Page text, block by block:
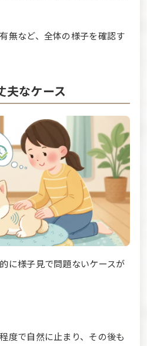
無など、全体の様子を確認す
夫なケース
に様子見で問題ないケースが
度で自然に止まり、その後も